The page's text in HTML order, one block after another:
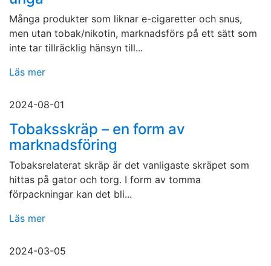
Många produkter som liknar e-cigaretter och snus,
men utan tobak/nikotin, marknadsförs på ett sätt som
inte tar tillräcklig hänsyn till...
Läs mer
2024-08-01
Tobaksskräp – en form av
marknadsföring
Tobaksrelaterat skräp är det vanligaste skräpet som
hittas på gator och torg. I form av tomma
förpackningar kan det bli...
Läs mer
2024-03-05